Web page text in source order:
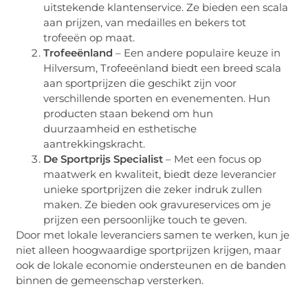
uitstekende klantenservice. Ze bieden een scala
aan prijzen, van medailles en bekers tot
trofeeën op maat.
Trofeeënland – Een andere populaire keuze in
Hilversum, Trofeeënland biedt een breed scala
aan sportprijzen die geschikt zijn voor
verschillende sporten en evenementen. Hun
producten staan bekend om hun
duurzaamheid en esthetische
aantrekkingskracht.
De Sportprijs Specialist – Met een focus op
maatwerk en kwaliteit, biedt deze leverancier
unieke sportprijzen die zeker indruk zullen
maken. Ze bieden ook gravureservices om je
prijzen een persoonlijke touch te geven.
Door met lokale leveranciers samen te werken, kun je
niet alleen hoogwaardige sportprijzen krijgen, maar
ook de lokale economie ondersteunen en de banden
binnen de gemeenschap versterken.